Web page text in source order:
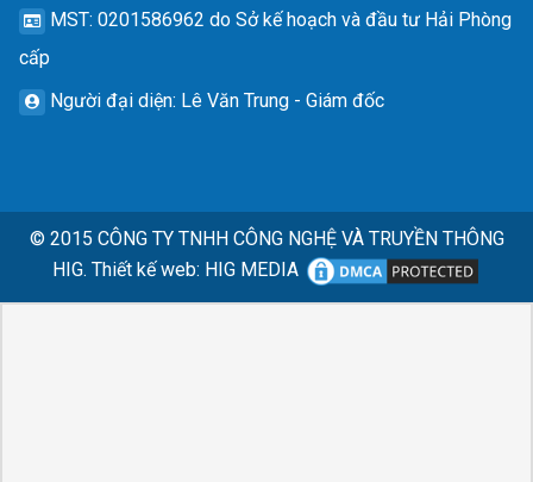
MST: 0201586962 do Sở kế hoạch và đầu tư Hải Phòng
cấp
Người đại diện: Lê Văn Trung - Giám đốc
© 2015 CÔNG TY TNHH CÔNG NGHỆ VÀ TRUYỀN THÔNG
HIG. Thiết kế web: HIG MEDIA